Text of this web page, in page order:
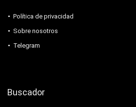
Política de privacidad
Sobre nosotros
Telegram
Buscador